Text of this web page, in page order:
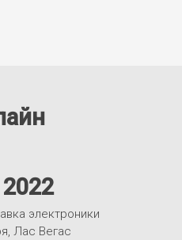
2022
электроники
Лас Вегас